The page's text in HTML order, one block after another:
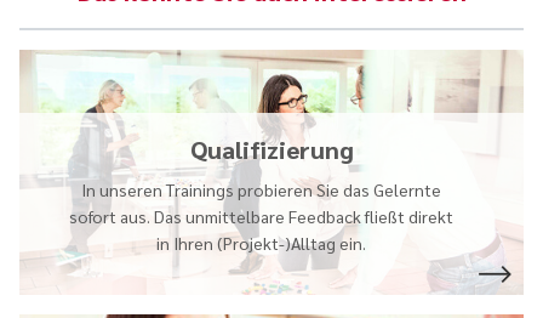
Qualifizierung
In unseren Trainings probieren Sie das Gelernte
sofort aus. Das unmittelbare Feedback fließt direkt
in Ihren (Projekt-)Alltag ein.